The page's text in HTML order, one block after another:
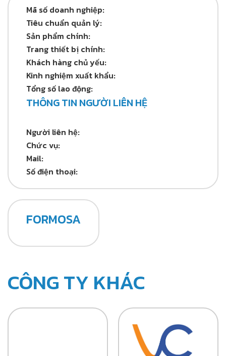
Mã số doanh nghiệp:
Tiêu chuẩn quản lý:
Sản phẩm chính:
Trang thiết bị chính:
Khách hàng chủ yếu:
Kinh nghiệm xuất khẩu:
Tổng số lao động:
THÔNG TIN NGƯỜI LIÊN HỆ
Người liên hệ:
Chức vụ:
Mail:
Số điện thoại:
FORMOSA
CÔNG TY KHÁC